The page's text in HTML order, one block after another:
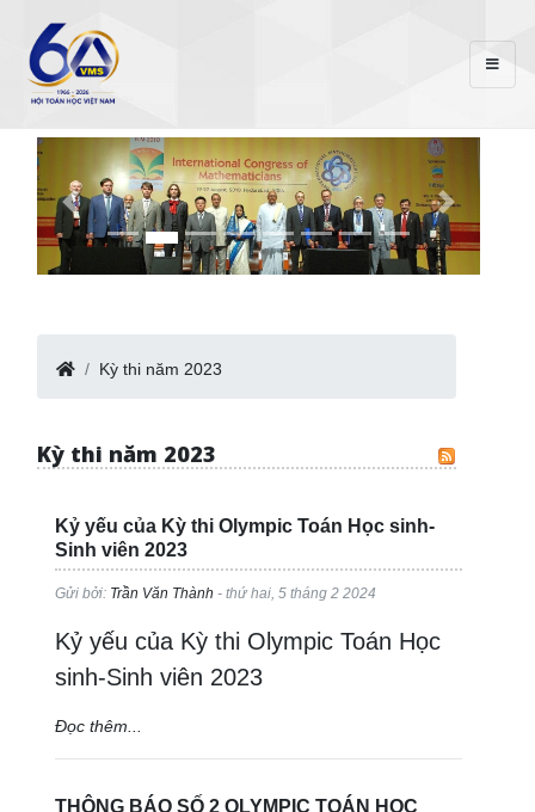
Kỳ thi năm 2023
Kỳ thi năm 2023
Kỷ yếu của Kỳ thi Olympic Toán Học sinh-
Sinh viên 2023
Gửi bởi: Trần Văn Thành - thứ hai, 5 tháng 2 2024
Kỷ yếu của Kỳ thi Olympic Toán Học
sinh-Sinh viên 2023
Đọc thêm...
THÔNG BÁO SỐ 2 OLYMPIC TOÁN HỌC